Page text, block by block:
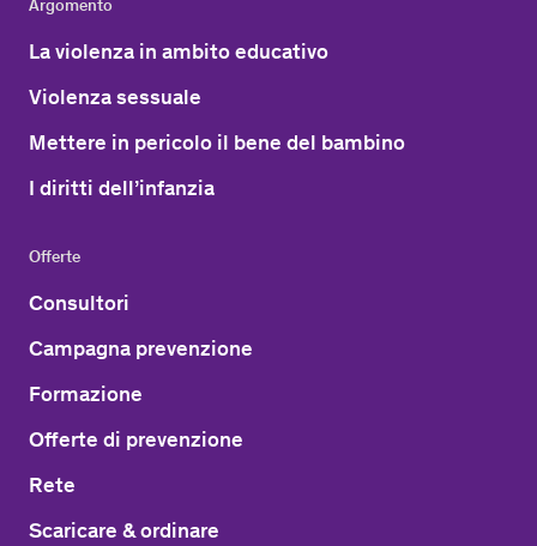
Argomento
La violenza in ambito educativo
Violenza sessuale
Mettere in pericolo il bene del bambino
I diritti dell’infanzia
Offerte
Consultori
Campagna prevenzione
Formazione
Offerte di prevenzione
Rete
Scaricare & ordinare